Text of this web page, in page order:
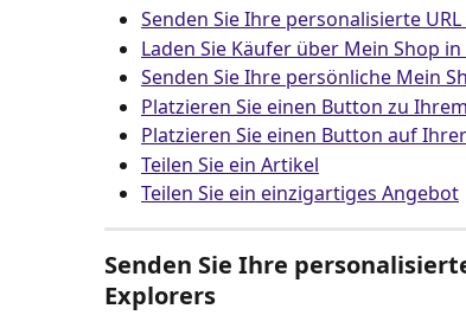
Senden Sie Ihre personalisierte
Laden Sie Käufer über Mein Shop
Senden Sie Ihre persönliche Mein
Platzieren Sie einen Button zu
Platzieren Sie einen Button auf
Teilen Sie ein Artikel
Teilen Sie ein einzigartiges Angebot
Senden Sie Ihre
Explorers